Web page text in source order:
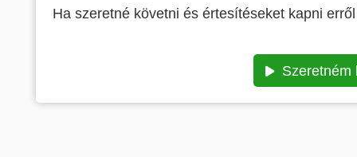
Ha szeretné követni és értesítéseket kapni
Szeretném